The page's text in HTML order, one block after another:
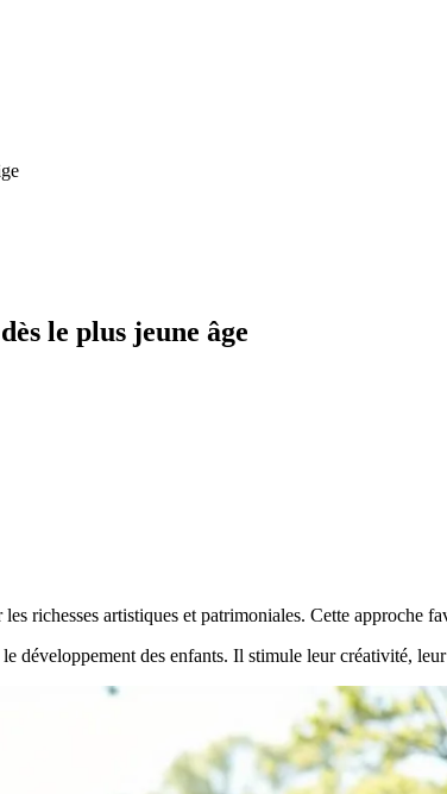
le plus jeune âge
richesses artistiques et patrimoniales. Cette approche
développement des enfants. Il stimule leur créativité,